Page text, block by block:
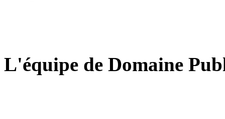
L'équipe de Domaine